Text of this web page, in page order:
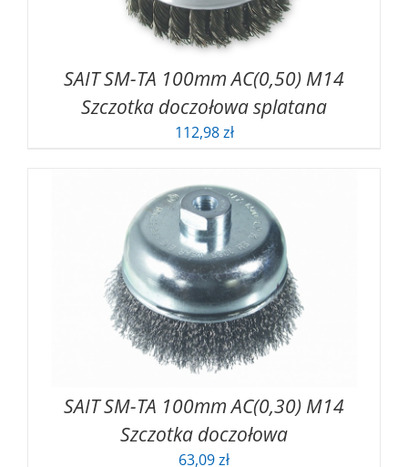
SAIT SM-TA 100mm AC(0,50) M14
Szczotka doczołowa splatana
112,98zł
SAIT SM-TA 100mm AC(0,30) M14
Szczotka doczołowa
63,09zł